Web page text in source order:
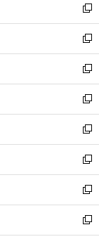
ド
ウ
で
開
く
ィ
ン
ド
ウ
で
開
く
い
ウ
ィ
ン
ド
ウ
で
開
く
新
し
い
ウ
ィ
ン
ド
ウ
で
開
く
新
し
い
ウ
ィ
ン
ド
ウ
で
開
く
新
し
い
ウ
ィ
ン
ド
ウ
で
開
く
新
し
い
ウ
ィ
ン
ド
ウ
で
開
新
し
い
ウ
ィ
ン
ド
ウ
新
し
い
ウ
ィ
ン
新
し
い
新